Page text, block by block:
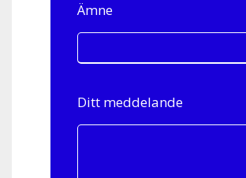
Ämne
Ditt meddelande